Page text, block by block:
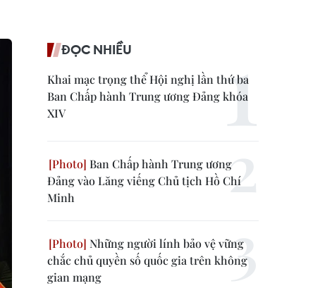
ĐỌC NHIỀU
Khai mạc trọng thể Hội nghị lần thứ ba
Ban Chấp hành Trung ương Đảng khóa
XIV
Ban Chấp hành Trung ương
Đảng vào Lăng viếng Chủ tịch Hồ Chí
Minh
Những người lính bảo vệ vững
chắc chủ quyền số quốc gia trên không
gian mạng